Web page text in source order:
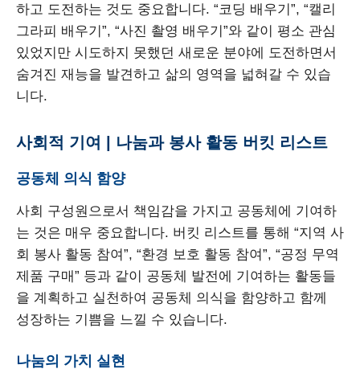
하고 도전하는 것도 중요합니다. “코딩 배우기”, “캘리
그라피 배우기”, “사진 촬영 배우기”와 같이 평소 관심
있었지만 시도하지 못했던 새로운 분야에 도전하면서
숨겨진 재능을 발견하고 삶의 영역을 넓혀갈 수 있습
니다.
사회적 기여 | 나눔과 봉사 활동 버킷 리스트
공동체 의식 함양
사회 구성원으로서 책임감을 가지고 공동체에 기여하
는 것은 매우 중요합니다. 버킷 리스트를 통해 “지역 사
회 봉사 활동 참여”, “환경 보호 활동 참여”, “공정 무역
제품 구매” 등과 같이 공동체 발전에 기여하는 활동들
을 계획하고 실천하여 공동체 의식을 함양하고 함께
성장하는 기쁨을 느낄 수 있습니다.
나눔의 가치 실현